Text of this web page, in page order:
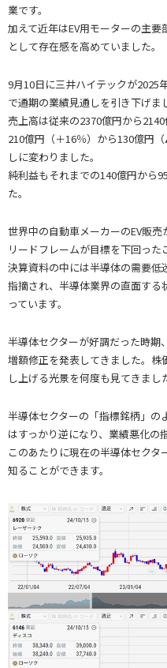
業です。
加えて近年はEV用モーターの主
として存在感を高めていました。
9月10日に三井ハイテックが2025
で通期の業績見通しを引き下げま
売上高は従来の2370億円から
210億円（＋16％）から130億円
しに変わりました。
純利益もそれまでの140億円から
た。
世界中の自動車メーカーのEV販
リードフレームが目標を下回った
決算資料の中には半導体の需要
指摘され、半導体業界の直面す
っています。
半導体セクターが好調だった時
増額修正を発表してきました。
し上げる光景を何度も見てきまし
半導体セクターの「指標銘柄」の
はすっかり逆になり、業績悪化の
このあたりに現在の半導体セク
知ることができます。